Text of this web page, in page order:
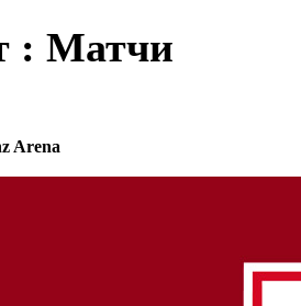
: Матчи
Arena